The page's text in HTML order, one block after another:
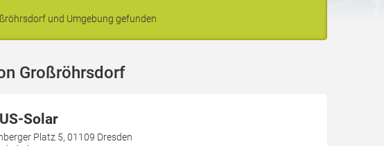
und Umgebung gefunden
Großröhrsdorf
Solar
Platz 5, 01109 Dresden